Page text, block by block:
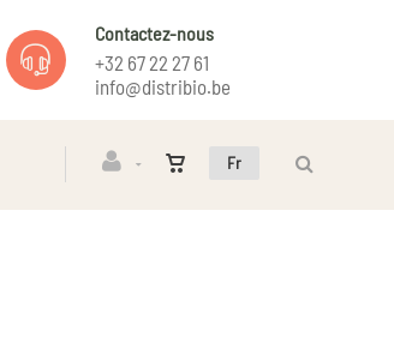
Contactez-nous
+32 67 22 27 61
info@distribio.be
Fr